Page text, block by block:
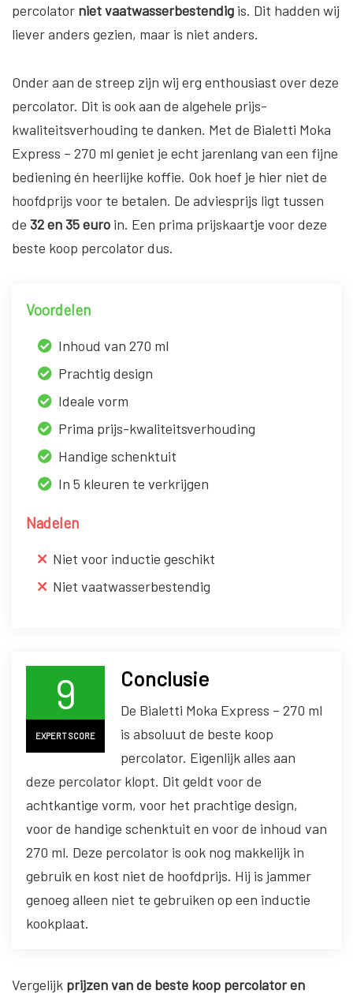
percolator niet vaatwasserbestendig is. Dit hadden wij
liever anders gezien, maar is niet anders.
Onder aan de streep zijn wij erg enthousiast over deze
percolator. Dit is ook aan de algehele prijs-
kwaliteitsverhouding te danken. Met de Bialetti Moka
Express – 270 ml geniet je echt jarenlang van een fijne
bediening én heerlijke koffie. Ook hoef je hier niet de
hoofdprijs voor te betalen. De adviesprijs ligt tussen
de 32 en 35 euro in. Een prima prijskaartje voor deze
beste koop percolator dus.
Voordelen
Inhoud van 270 ml
Prachtig design
Ideale vorm
Prima prijs-kwaliteitsverhouding
Handige schenktuit
In 5 kleuren te verkrijgen
Nadelen
Niet voor inductie geschikt
Niet vaatwasserbestendig
9
EXPERT SCORE
Conclusie
De Bialetti Moka Express – 270 ml
is absoluut de beste koop
percolator. Eigenlijk alles aan
deze percolator klopt. Dit geldt voor de
achtkantige vorm, voor het prachtige design,
voor de handige schenktuit en voor de inhoud van
270 ml. Deze percolator is ook nog makkelijk in
gebruik en kost niet de hoofdprijs. Hij is jammer
genoeg alleen niet te gebruiken op een inductie
kookplaat.
Vergelijk prijzen van de beste koop percolator en